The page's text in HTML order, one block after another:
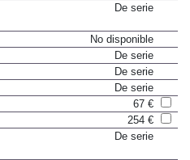
De serie
No disponible
De serie
De serie
De serie
67 €
254 €
De serie